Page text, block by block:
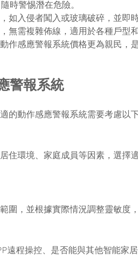
時警惕潛在危險。
如入侵者闖入或玻璃破碎，並即
無需複雜佈線，適用於各種戶型和
作感應警報系統價格更為親民，
警報系統
的動作感應警報系統需要考慮以
住環境、家庭成員等因素，選擇
圍，並根據實際情況調整靈敏度
遠程操控、是否能與其他智能家